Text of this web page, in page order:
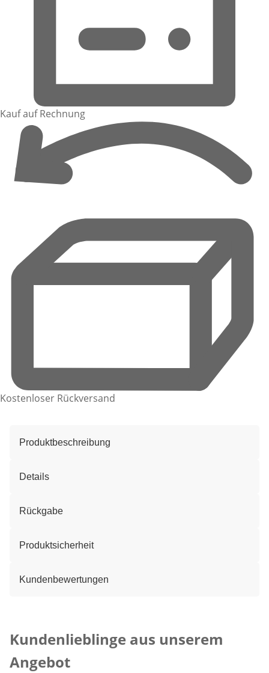
Kauf auf Rechnung
Kostenloser Rückversand
Produktbeschreibung
Details
Rückgabe
Produktsicherheit
Kundenbewertungen
Kundenlieblinge aus unserem
Angebot